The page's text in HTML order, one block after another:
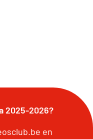
2025-2026?
en